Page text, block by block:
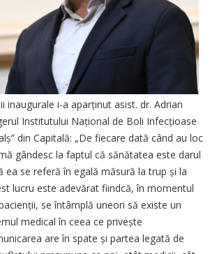
inaugurale i-a aparținut asist. dr. Adrian
Institutului Național de Boli Infecțioase
din Capitală: „De fiecare dată când au loc
gândesc la faptul că sănătatea este darul
ea se referă în egală măsură la trup și la
lucru este adevărat fiindcă, în momentul
se întâmplă uneori să existe un
medical în ceea ce privește
are în spate și partea legată de